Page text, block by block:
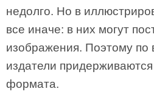
недолго. Но в
все иначе: в них могут
изображения. Поэтому по
издатели
формата.